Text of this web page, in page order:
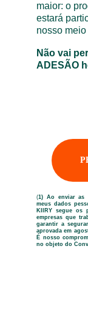
maior: o
estará
nosso
Não vai
ADESÃO
(1) Ao enviar as
meus dados
KIIRY segue os
empresas que
garantir a
aprovada em
É nosso
no objeto do